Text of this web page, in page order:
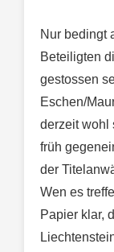
Nur bedingt
Beteiligten
gestossen
Eschen/
derzeit wohl
früh
der
Wen es
Papier klar,